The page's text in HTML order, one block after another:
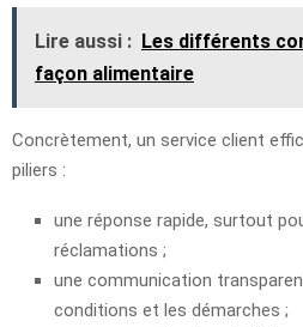
Lire aussi : Les différents
façon alimentaire
Concrètement, un service client
piliers :
une réponse rapide, surtout
réclamations ;
une communication
conditions et les démarches ;